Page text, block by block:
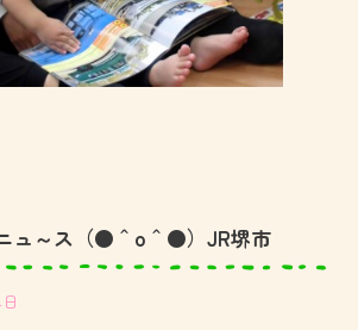
ュ～ス（●＾o＾●）JR堺市